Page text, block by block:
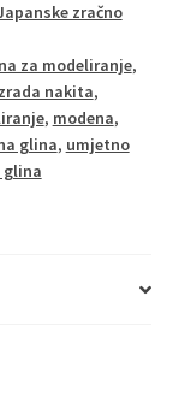
zračno
za modeliranje,
nakita,
, modena,
glina, umjetno
glina